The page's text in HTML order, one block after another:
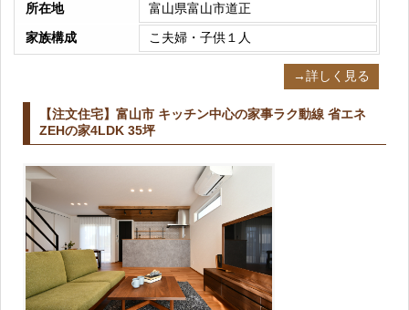
所在地
富山県富山市道正
家族構成
こ夫婦・子供１人
→詳しく見る
【注文住宅】富山市 キッチン中心の家事ラク動線 省エネ
ZEHの家4LDK 35坪